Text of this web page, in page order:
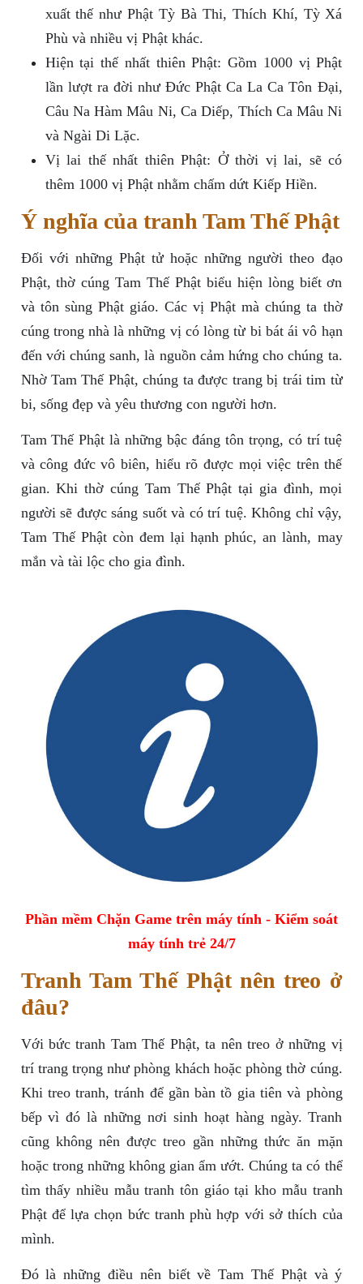
xuất thế như Phật Tỳ Bà Thi, Thích Khí, Tỳ Xá
Phù và nhiều vị Phật khác.
Hiện tại thế nhất thiên Phật: Gồm 1000 vị Phật
lần lượt ra đời như Đức Phật Ca La Ca Tôn Đại,
Câu Na Hàm Mâu Ni, Ca Diếp, Thích Ca Mâu Ni
và Ngài Di Lặc.
Vị lai thế nhất thiên Phật: Ở thời vị lai, sẽ có
thêm 1000 vị Phật nhằm chấm dứt Kiếp Hiền.
Ý nghĩa của tranh Tam Thế Phật
Đối với những Phật tử hoặc những người theo đạo
Phật, thờ cúng Tam Thế Phật biểu hiện lòng biết ơn
và tôn sùng Phật giáo. Các vị Phật mà chúng ta thờ
cúng trong nhà là những vị có lòng từ bi bát ái vô hạn
đến với chúng sanh, là nguồn cảm hứng cho chúng ta.
Nhờ Tam Thế Phật, chúng ta được trang bị trái tim từ
bi, sống đẹp và yêu thương con người hơn.
Tam Thế Phật là những bậc đáng tôn trọng, có trí tuệ
và công đức vô biên, hiểu rõ được mọi việc trên thế
gian. Khi thờ cúng Tam Thế Phật tại gia đình, mọi
người sẽ được sáng suốt và có trí tuệ. Không chỉ vậy,
Tam Thế Phật còn đem lại hạnh phúc, an lành, may
mắn và tài lộc cho gia đình.
Phần mềm Chặn Game trên máy tính - Kiểm soát
máy tính trẻ 24/7
Tranh Tam Thế Phật nên treo ở
đâu?
Với bức tranh Tam Thế Phật, ta nên treo ở những vị
trí trang trọng như phòng khách hoặc phòng thờ cúng.
Khi treo tranh, tránh để gần bàn tồ gia tiên và phòng
bếp vì đó là những nơi sinh hoạt hàng ngày. Tranh
cũng không nên được treo gần những thức ăn mặn
hoặc trong những không gian ẩm ướt. Chúng ta có thể
tìm thấy nhiều mẫu tranh tôn giáo tại kho mẫu tranh
Phật để lựa chọn bức tranh phù hợp với sở thích của
mình.
Đó là những điều nên biết về Tam Thế Phật và ý